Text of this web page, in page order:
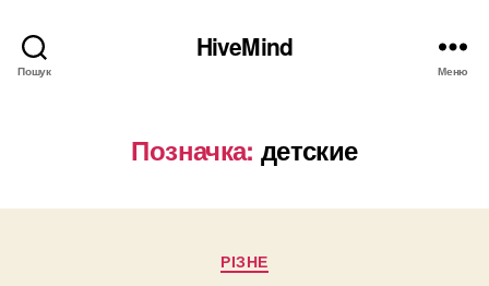
Пошук
HiveMind
Меню
Позначка: детские
Категорії
РІЗНЕ